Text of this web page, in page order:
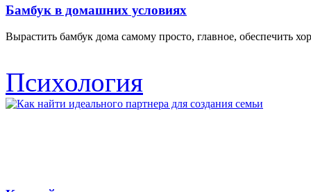
Бамбук в домашних условиях
Вырастить бамбук дома самому просто, главное, обеспечить
Психология